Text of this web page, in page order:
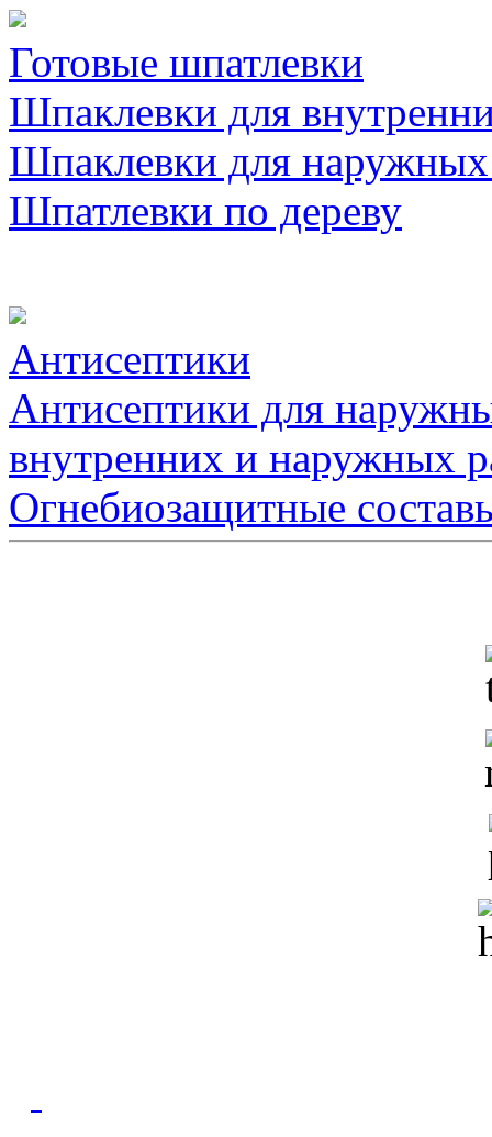
Готовые шпатлевки
Шпаклевки для
Шпаклевки для наружных
Шпатлевки по дереву
Антисептики
Антисептики для
внутренних и наружных
Огнебиозащитные